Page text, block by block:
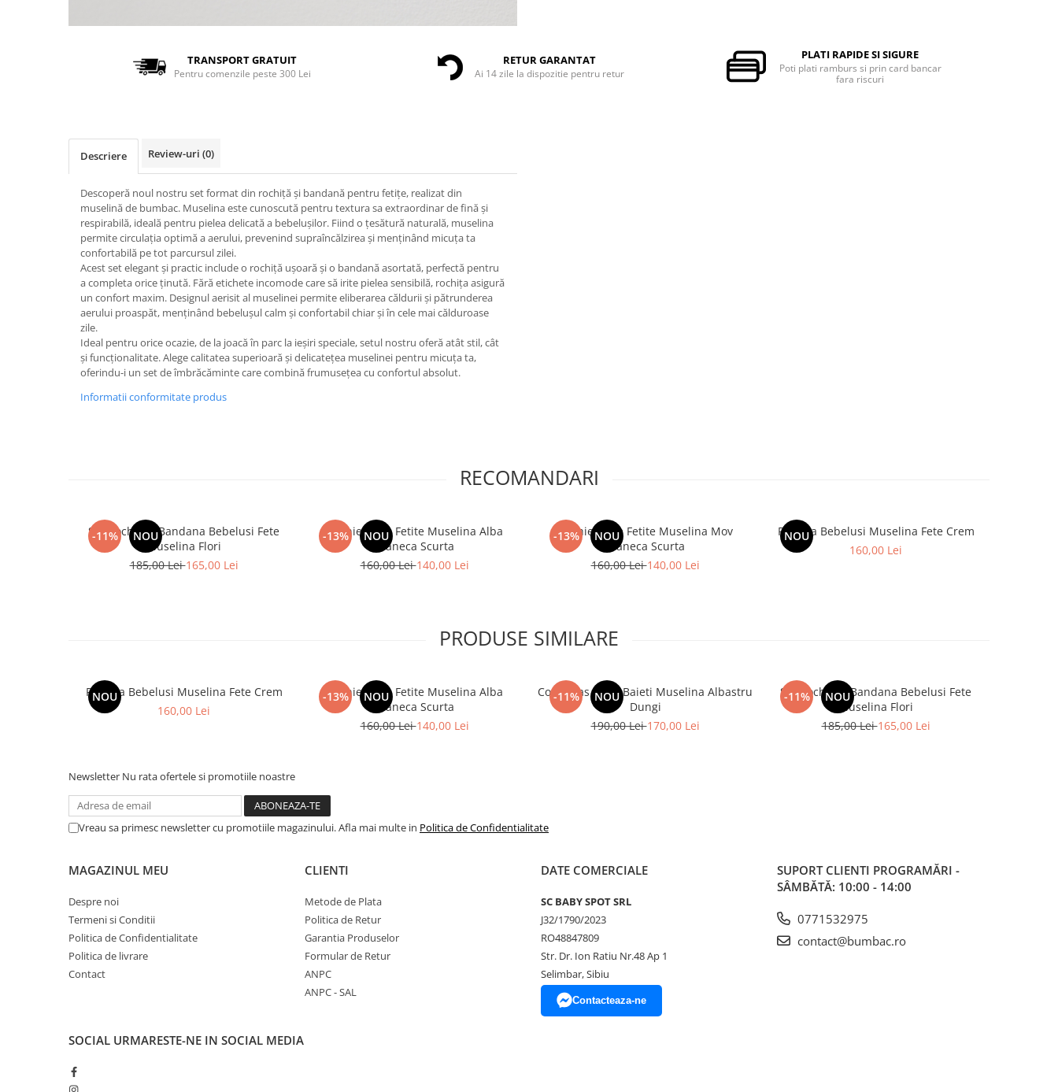
TRANSPORT GRATUIT
Pentru comenzile peste 300 Lei
RETUR GARANTAT
Ai 14 zile la dispozitie pentru retur
PLATI RAPIDE SI SIGURE
Poti plati ramburs si prin card bancar
fara riscuri
Descriere Review-uri (0)
Descoperă noul nostru set format din rochiță și bandană pentru fetițe, realizat din
muselină de bumbac. Muselina este cunoscută pentru textura sa extraordinar de fină și
respirabilă, ideală pentru pielea delicată a bebelușilor. Fiind o țesătură naturală, muselina
permite circulația optimă a aerului, prevenind supraîncălzirea și menținând micuța ta
confortabilă pe tot parcursul zilei.
Acest set elegant și practic include o rochiță ușoară și o bandană asortată, perfectă pentru
a completa orice ținută. Fără etichete incomode care să irite pielea sensibilă, rochița asigură
un confort maxim. Designul aerisit al muselinei permite eliberarea căldurii și pătrunderea
aerului proaspăt, menținând bebelușul calm și confortabil chiar și în cele mai călduroase
zile.
Ideal pentru orice ocazie, de la joacă în parc la ieșiri speciale, setul nostru oferă atât stil, cât
și funcționalitate. Alege calitatea superioară și delicatețea muselinei pentru micuța ta,
oferindu-i un set de îmbrăcăminte care combină frumusețea cu confortul absolut.
Informatii conformitate produs
RECOMANDARI
-11% NOU
Set Rochie si Bandana Bebelusi Fete
Muselina Flori
185,00 Lei165,00 Lei
-13% NOU
Rochie Bebe Fetite Muselina Alba
Maneca Scurta
160,00 Lei140,00 Lei
-13% NOU
Rochie Bebe Fetite Muselina Mov
Maneca Scurta
160,00 Lei140,00 Lei
NOU
Rochita Bebelusi Muselina Fete Crem
160,00 Lei
PRODUSE SIMILARE
NOU
Rochita Bebelusi Muselina Fete Crem
160,00 Lei
-13% NOU
Rochie Bebe Fetite Muselina Alba
Maneca Scurta
160,00 Lei140,00 Lei
-11% NOU
Costumas Bebe Baieti Muselina Albastru
Dungi
190,00 Lei170,00 Lei
-11% NOU
Set Rochie si Bandana Bebelusi Fete
Muselina Flori
185,00 Lei165,00 Lei
Newsletter Nu rata ofertele si promotiile noastre
Vreau sa primesc newsletter cu promotiile magazinului. Afla mai multe in Politica de Confidentialitate
MAGAZINUL MEU
Despre noi
Termeni si Conditii
Politica de Confidentialitate
Politica de livrare
Contact
CLIENTI
Metode de Plata
Politica de Retur
Garantia Produselor
Formular de Retur
ANPC
ANPC - SAL
DATE COMERCIALE
SC BABY SPOT SRL
J32/1790/2023
RO48847809
Str. Dr. Ion Ratiu Nr.48 Ap 1
Selimbar, Sibiu
Contacteaza-ne
SUPORT CLIENTI PROGRAMĂRI -
SÂMBĂTĂ: 10:00 - 14:00
0771532975
contact@bumbac.ro
SOCIAL URMARESTE-NE IN SOCIAL MEDIA